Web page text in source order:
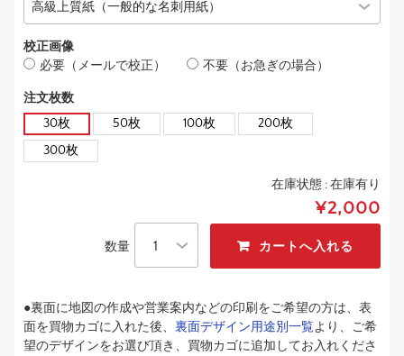
校正画像
必要（メールで校正）
不要（お急ぎの場合）
注文枚数
30枚
50枚 100枚
200枚
300枚
在庫状態 :在庫有り
¥2,000
数量
●裏面に地図の作成や営業案内などの印刷をご希望の方は、表
面を買物カゴに入れた後、 裏面デザイン用途別一覧より、ご希
望のデザインをお選び頂き、買物カゴに追加してお入れくださ